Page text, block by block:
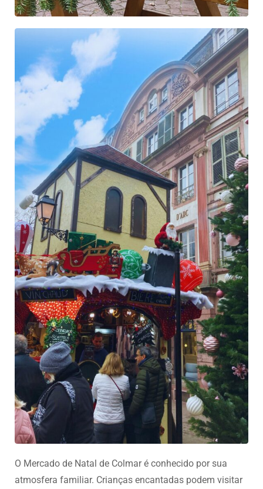
O Mercado de Natal de Colmar é conhecido por sua
atmosfera familiar. Crianças encantadas podem visitar